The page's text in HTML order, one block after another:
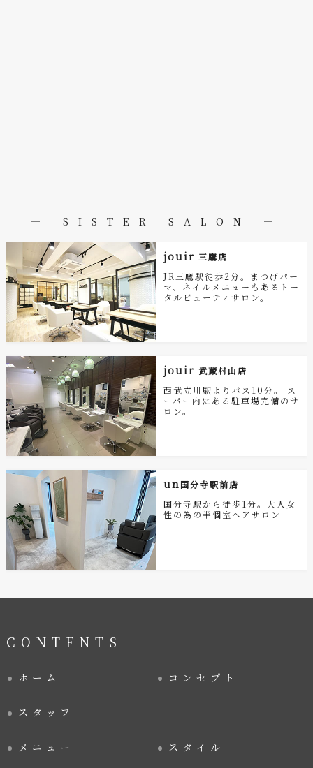
― SISTER SALON ―
jouir 三鷹店
JR三鷹駅徒歩2分。まつげパー
マ、ネイルメニューもあるトー
タルビューティサロン。
jouir 武蔵村山店
西武立川駅よりバス10分。 ス
ーパー内にある駐車場完備のサ
ロン。
un 国分寺駅前店
国分寺駅から徒歩1分。大人女
性の為の半個室ヘアサロン
CONTENTS
ホーム コンセプト
スタッフ
メニュー スタイル